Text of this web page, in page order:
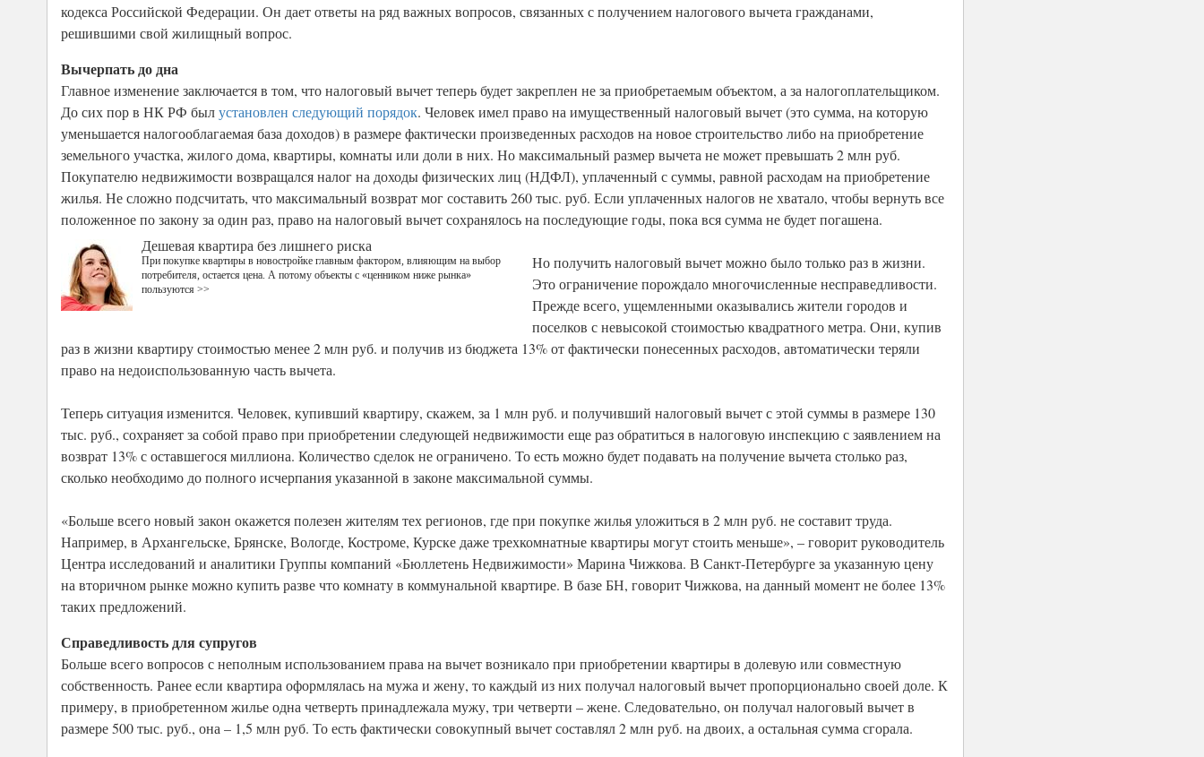
кодекса Российской Федерации. Он дает ответы на ряд важных вопросов, связанных с получением налогового вычета гражданами,
решившими свой жилищный вопрос.
Вычерпать до дна
Главное изменение заключается в том, что налоговый вычет теперь будет закреплен не за приобретаемым объектом, а за налогоплательщиком.
До сих пор в НК РФ былустановлен следующий порядок. Человек имел право на имущественный налоговый вычет (это сумма, на которую
уменьшается налогооблагаемая база доходов) в размере фактически произведенных расходов на новое строительство либо на приобретение
земельного участка, жилого дома, квартиры, комнаты или доли в них. Но максимальный размер вычета не может превышать 2 млн руб.
Покупателю недвижимости возвращался налог на доходы физических лиц (НДФЛ), уплаченный с суммы, равной расходам на приобретение
жилья. Не сложно подсчитать, что максимальный возврат мог составить 260 тыс. руб. Если уплаченных налогов не хватало, чтобы вернуть все
положенное по закону за один раз, право на налоговый вычет сохранялось на последующие годы, пока вся сумма не будет погашена.
Дешевая квартира без лишнего риска
При покупке квартиры в новостройке главным фактором, влияющим на выбор
потребителя, остается цена. А потому объекты с «ценником ниже рынка»
пользуются >>
Но получить налоговый вычет можно было только раз в жизни.
Это ограничение порождало многочисленные несправедливости.
Прежде всего, ущемленными оказывались жители городов и
поселков с невысокой стоимостью квадратного метра. Они, купив
раз в жизни квартиру стоимостью менее 2 млн руб. и получив из бюджета 13% от фактически понесенных расходов, автоматически теряли
право на недоиспользованную часть вычета.
Теперь ситуация изменится. Человек, купивший квартиру, скажем, за 1 млн руб. и получивший налоговый вычет с этой суммы в размере 130
тыс. руб., сохраняет за собой право при приобретении следующей недвижимости еще раз обратиться в налоговую инспекцию с заявлением на
возврат 13% с оставшегося миллиона. Количество сделок не ограничено. То есть можно будет подавать на получение вычета столько раз,
сколько необходимо до полного исчерпания указанной в законе максимальной суммы.
«Больше всего новый закон окажется полезен жителям тех регионов, где при покупке жилья уложиться в 2 млн руб. не составит труда.
Например, в Архангельске, Брянске, Вологде, Костроме, Курске даже трехкомнатные квартиры могут стоить меньше», – говорит руководитель
Центра исследований и аналитики Группы компаний «Бюллетень Недвижимости» Марина Чижкова. В Санкт-Петербурге за указанную цену
на вторичном рынке можно купить разве что комнату в коммунальной квартире. В базе БН, говорит Чижкова, на данный момент не более 13%
таких предложений.
Справедливость для супругов
Больше всего вопросов с неполным использованием права на вычет возникало при приобретении квартиры в долевую или совместную
собственность. Ранее если квартира оформлялась на мужа и жену, то каждый из них получал налоговый вычет пропорционально своей доле. К
примеру, в приобретенном жилье одна четверть принадлежала мужу, три четверти – жене. Следовательно, он получал налоговый вычет в
размере 500 тыс. руб., она – 1,5 млн руб. То есть фактически совокупный вычет составлял 2 млн руб. на двоих, а остальная сумма сгорала.